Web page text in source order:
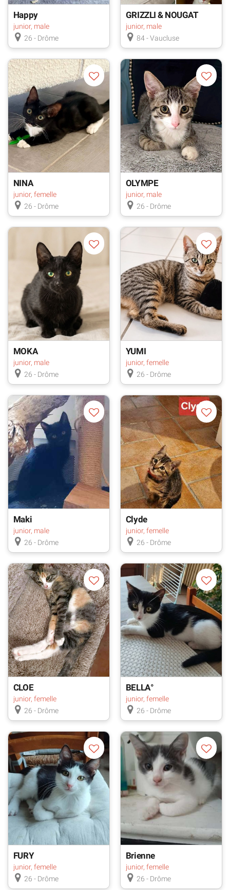
Happy
junior, male
26 - Drôme
GRIZZLI & NOUGAT
junior, male
84 - Vaucluse
NINA
junior, femelle
26 - Drôme
OLYMPE
junior, male
26 - Drôme
MOKA
junior, male
26 - Drôme
YUMI
junior, femelle
26 - Drôme
Maki
junior, male
26 - Drôme
Clyde
junior, femelle
26 - Drôme
CLOE
junior, femelle
26 - Drôme
BELLA°
junior, femelle
26 - Drôme
FURY
junior, femelle
26 - Drôme
Brienne
junior, femelle
26 - Drôme